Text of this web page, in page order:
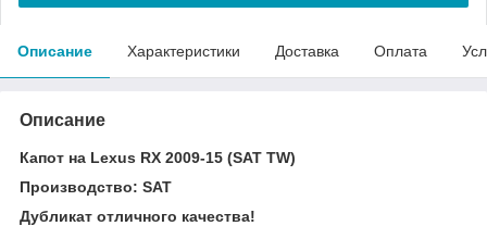
Описание Характеристики Доставка Оплата
Описание
Капот на Lexus RX 2009-15 (SAT TW)
Производство: SAT
Дубликат отличного качества!